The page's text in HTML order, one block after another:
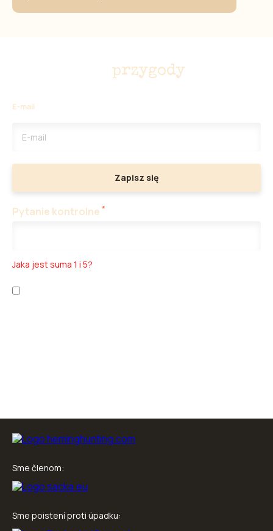
przygody
E-mail
Zapisz się
Pytanie kontrolne *
Jaka jest suma 1 i 5?
Sme členom:
Sme poistení proti úpadku: